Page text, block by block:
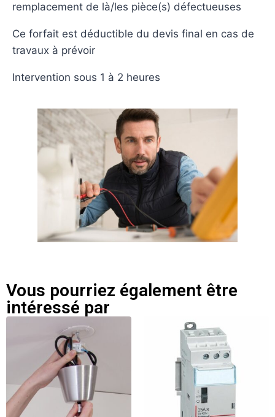
remplacement de là/les pièce(s) défectueuses
Ce forfait est déductible du devis final en cas de
travaux à prévoir
Intervention sous 1 à 2 heures
Vous pourriez également être
intéressé par